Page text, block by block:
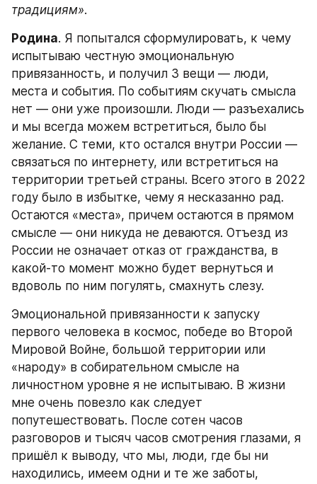
традициям».
Родина. Я попытался сформулировать, к чему
испытываю честную эмоциональную
привязанность, и получил 3 вещи — люди,
места и события. По событиям скучать смысла
нет — они уже произошли. Люди — разъехались
и мы всегда можем встретиться, было бы
желание. С теми, кто остался внутри России —
связаться по интернету, или встретиться на
территории третьей страны. Всего этого в 2022
году было в избытке, чему я несказанно рад.
Остаются «места», причем остаются в прямом
смысле — они никуда не деваются. Отъезд из
России не означает отказ от гражданства, в
какой-то момент можно будет вернуться и
вдоволь по ним погулять, смахнуть слезу.
Эмоциональной привязанности к запуску
первого человека в космос, победе во Второй
Мировой Войне, большой территории или
«народу» в собирательном смысле на
личностном уровне я не испытываю. В жизни
мне очень повезло как следует
попутешествовать. После сотен часов
разговоров и тысяч часов смотрения глазами, я
пришёл к выводу, что мы, люди, где бы ни
находились, имеем одни и те же заботы,